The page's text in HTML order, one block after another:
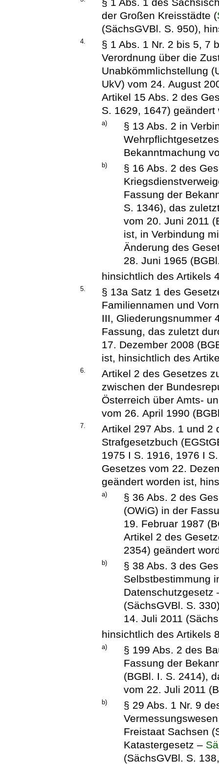
der Großen Kreisstädte (
(SächsGVBl. S. 950),
4.
§ 1 Abs. 1 Nr. 2 bis 5, 7
Verordnung über die
Unabkömmlichstellung
UkV) vom 24. August
Artikel 15 Abs. 2 des
S. 1629, 1647)
a)
§ 13 Abs. 2 in
Bekanntmachung
b)
§ 16 Abs. 2 des
Fassung der
S. 1346), das
vom 20. Juni 2011
ist, in Verbindung
Änderung des
28. Juni 1965
hinsichtlich des Artikels
5.
§ 13a Satz 1 des
Familiennamen und
III, Gliederungsnummer
Fassung, das zuletzt
17. Dezember 2008
ist, hinsichtlich des
6.
Artikel 2 des Gesetzes
zwischen der
Österreich über Amts-
vom 26. April 1990
7.
Artikel 297 Abs. 1 und 2
Strafgesetzbuch
1975 I S. 1916, 1976 I
Gesetzes vom 22.
geändert worden ist,
a)
§ 36 Abs. 2 des
(OWiG) in der
19. Februar 1987
Artikel 2 des
2354) geändert
b)
§ 38 Abs. 3 des
Selbstbestimmung
Datenschutzgesetz
(SächsGVBl. S.
14. Juli 2011
hinsichtlich des Artikels
a)
§ 199 Abs. 2 des
Fassung der
(BGBl. I. S. 2414),
vom 22. Juli 2011
b)
§ 29 Abs. 1 Nr. 9
Freistaat Sachsen
Katastergesetz –
(SächsGVBl. S.